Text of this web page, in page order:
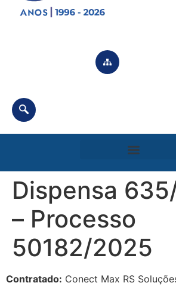
Dispensa
– Processo
50182/2025
Contratado: Conect Max RS